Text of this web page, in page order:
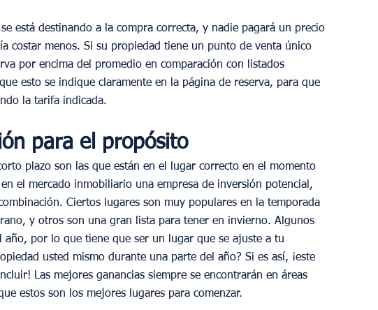
está destinando a la compra correcta, y nadie pagará un precio
costar menos. Si su propiedad tiene un punto de venta único
por encima del promedio en comparación con listados
esto se indique claramente en la página de reserva, para que
la tarifa indicada.
para el propósito
plazo son las que están en el lugar correcto en el momento
el mercado inmobiliario una empresa de inversión potencial,
Ciertos lugares son muy populares en la temporada
y otros son una gran lista para tener en invierno. Algunos
año, por lo que tiene que ser un lugar que se ajuste a tu
usted mismo durante una parte del año? Si es así, ¡este
Las mejores ganancias siempre se encontrarán en áreas
estos son los mejores lugares para comenzar.